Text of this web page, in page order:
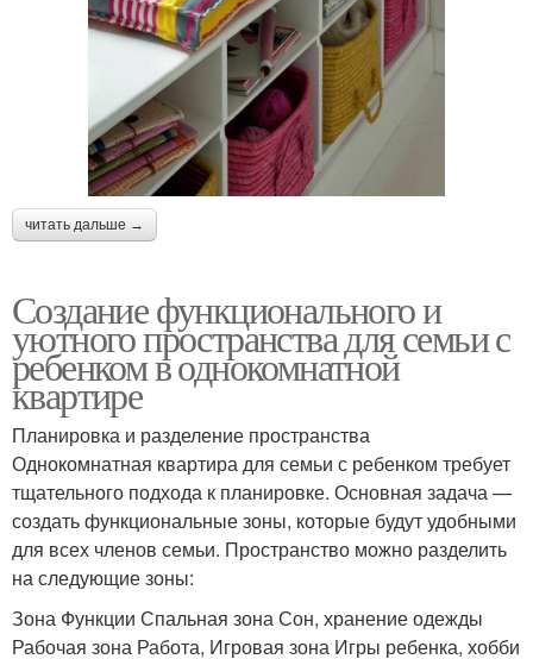
читать дальше →
Создание функционального и
уютного пространства для семьи с
ребенком в однокомнатной
квартире
Планировка и разделение пространства
Однокомнатная квартира для семьи с ребенком требует
тщательного подхода к планировке. Основная задача —
создать функциональные зоны, которые будут удобными
для всех членов семьи. Пространство можно разделить
на следующие зоны:
Зона Функции Спальная зона Сон, хранение одежды
Рабочая зона Работа, Игровая зона Игры ребенка, хобби